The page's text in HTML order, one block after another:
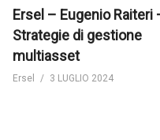
Ersel – Eugenio Raiteri
Strategie di gestione
multiasset
Ersel 3 LUGLIO 2024